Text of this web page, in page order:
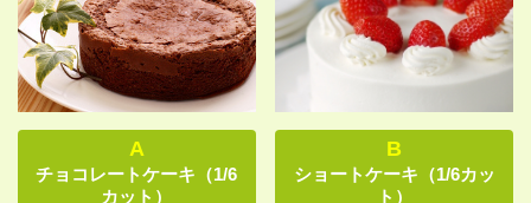
A
チョコレートケーキ（1/6
カット）
B
ショートケーキ（1/6カッ
ト）